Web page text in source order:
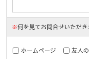
※何を見てお問合せいただき
ホームページ 友人